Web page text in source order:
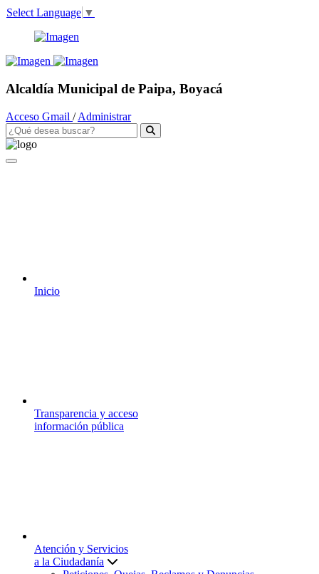
Select Language ▼
Alcaldía Municipal de Paipa, Boyacá
Acceso Gmail /Administrar
Inicio
Transparencia y acceso
información pública
Atención y Servicios
a la Ciudadanía